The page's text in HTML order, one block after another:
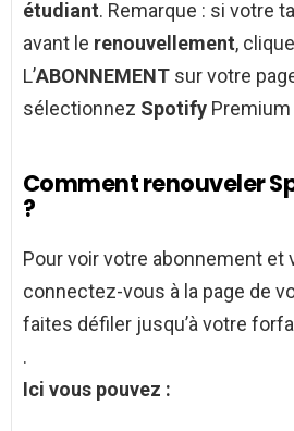
étudiant. Remarque : si votre
avant le renouvellement,
L’ABONNEMENT sur votre
sélectionnez Spotify Premium
Comment renouveler
?
Pour voir votre abonnement et
connectez-vous à la page de
faites défiler jusqu’à votre
.
Ici vous pouvez :